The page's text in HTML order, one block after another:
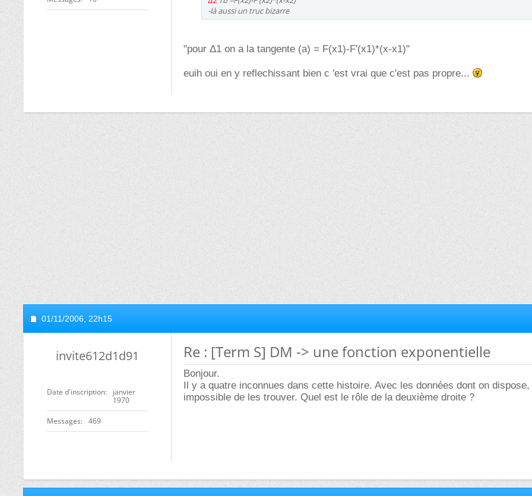
-là aussi un truc bizarre
"pour Δ1 on a la tangente (a) = F(x1)-F'(x1)*(x-x1)"
euih oui en y reflechissant bien c 'est vrai que c'est pas propre...
01/11/2006, 22h15
invite612d1d91
Date d'inscription
janvier
1970
Messages 469
Re : [Term S] DM -> une fonction exponentielle
Bonjour.
Il y a quatre inconnues dans cette histoire. Avec les données dont on
impossible de les trouver. Quel est le rôle de la deuxième droite ?